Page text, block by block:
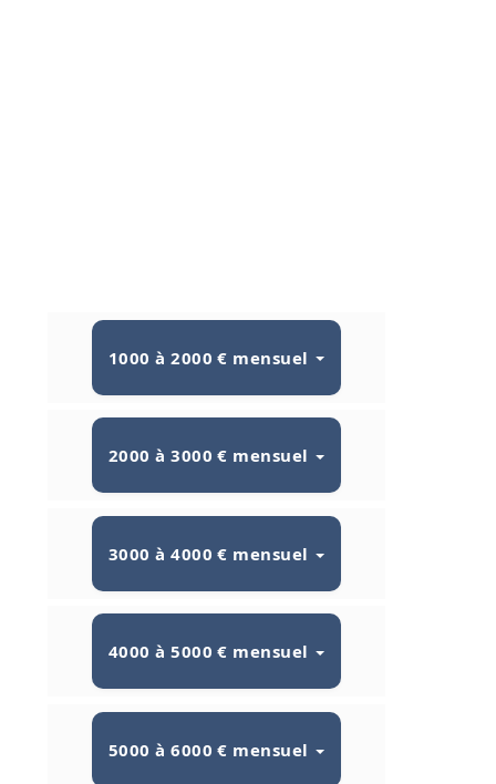
1000 à 2000 € mensuel
2000 à 3000 € mensuel
3000 à 4000 € mensuel
4000 à 5000 € mensuel
5000 à 6000 € mensuel